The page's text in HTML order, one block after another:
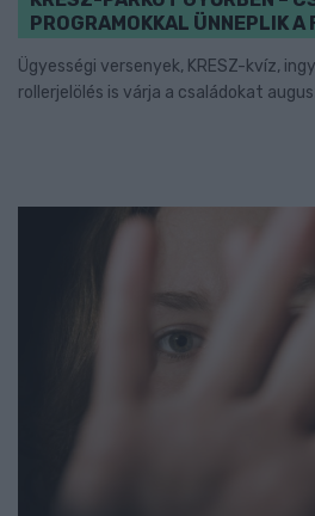
PROGRAMOKKAL ÜNNEPLIK
Ügyességi versenyek, KRESZ-kvíz,
rollerjelölés is várja a családokat